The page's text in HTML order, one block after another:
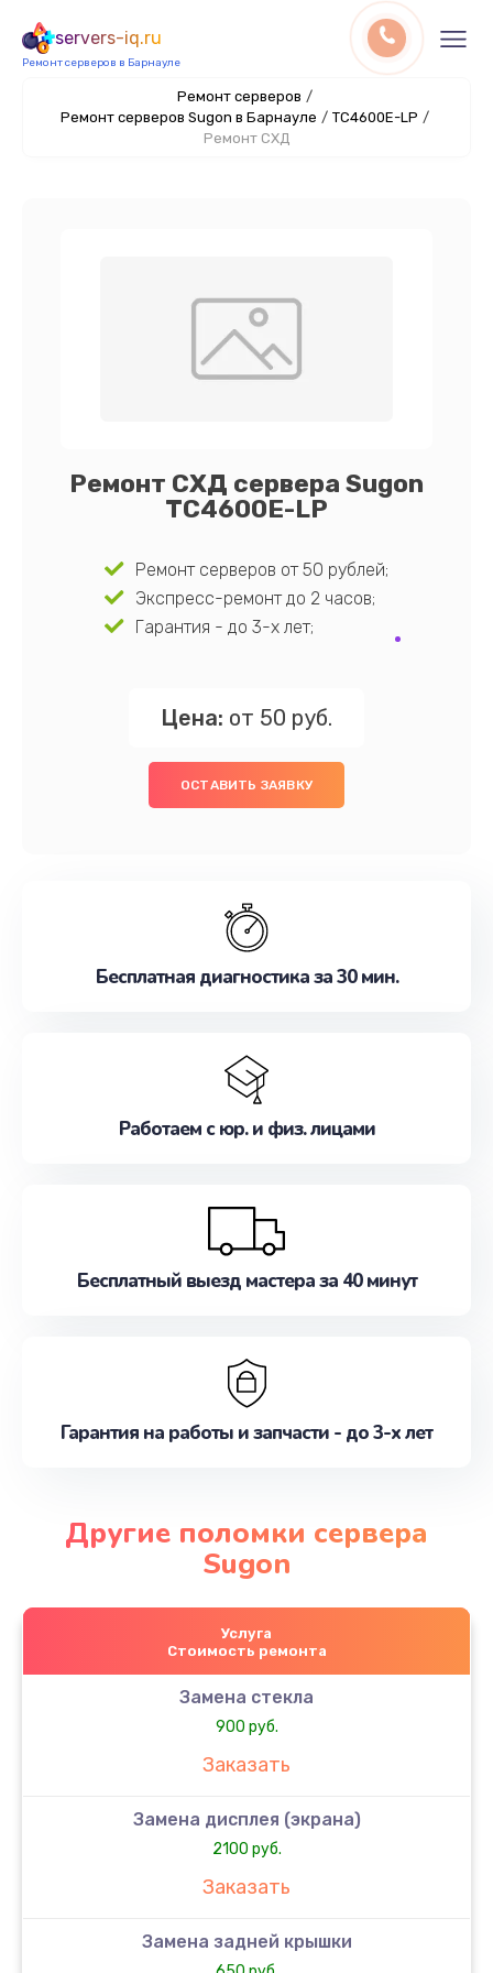
servers-iq.ru
Ремонт серверов в Барнауле
Ремонт серверов /
Ремонт серверов Sugon в Барнауле / TC4600E-LP /
Ремонт СХД
Ремонт СХД сервера Sugon
TC4600E-LP
Ремонт серверов от 50 рублей;
Экспресс-ремонт до 2 часов;
Гарантия - до 3-х лет;
Цена: от 50 руб.
ОСТАВИТЬ ЗАЯВКУ
Бесплатная диагностика за 30 мин.
Работаем с юр. и физ. лицами
Бесплатный выезд мастера за 40 минут
Гарантия на работы и запчасти - до 3-х лет
Другие поломки сервера
Sugon
Услуга
Стоимость ремонта
Замена стекла
900 руб.
Заказать
Замена дисплея (экрана)
2100 руб.
Заказать
Замена задней крышки